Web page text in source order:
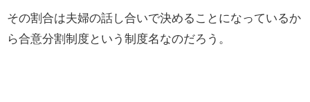
その割合は夫婦の話し合いで決めることになっているか
ら合意分割制度という制度名なのだろう。